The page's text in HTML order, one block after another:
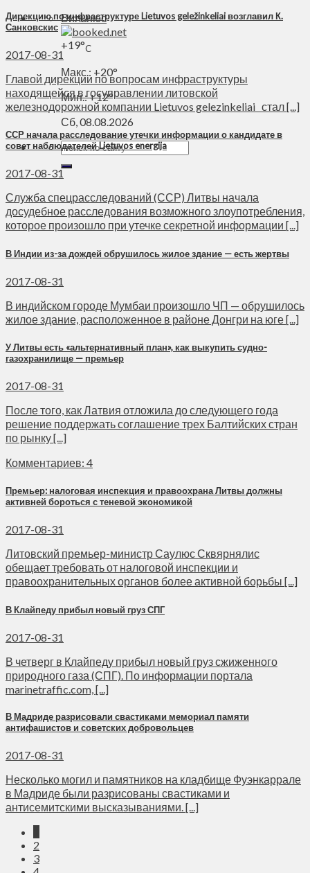
Вильнюс
+19°C
Макс.: +20°
Мин.:+12°
Сб, 08.08.2026
Дирекцию по инфраструктуре Lietuvos geležinkeliai возглавил К.
Санковскис
2017-08-31
Главой дирекции по вопросам инфраструктуры
находящейся в госуправлении литовской
железнодорожной компании Lietuvos gelezinkeliai стал [...]
ССР начала расследование утечки информации о кандидате в
совет наблюдателей Lietuvos energija
2017-08-31
Служба спецрасследований (ССР) Литвы начала
досудебное расследования возможного злоупотребления,
которое произошло при утечке секретной информации [...]
В Индии из-за дождей обрушилось жилое здание — есть жертвы
2017-08-31
В индийском городе Мумбаи произошло ЧП — обрушилось
жилое здание, расположенное в районе Донгри на юге [...]
У Литвы есть «альтернативный план», как выкупить судно-
газохранилище — премьер
2017-08-31
После того, как Латвия отложила до следующего года
решение поддержать соглашение трех Балтийских стран
по рынку [...]
Комментариев: 4
Премьер: налоговая инспекция и правоохрана Литвы должны
активней бороться с теневой экономикой
2017-08-31
Литовский премьер-министр Саулюс Сквярнялис
обещает требовать от налоговой инспекции и
правоохранительных органов более активной борьбы [...]
В Клайпеду прибыл новый груз СПГ
2017-08-31
В четверг в Клайпеду прибыл новый груз сжиженного
природного газа (СПГ). По информации портала
marinetraffic.com, [...]
В Мадриде разрисовали свастиками мемориал памяти
антифашистов и советских добровольцев
2017-08-31
Несколько могил и памятников на кладбище Фуэнкаррале
в Мадриде были разрисованы свастиками и
антисемитскими высказываниями. [...]
2
3